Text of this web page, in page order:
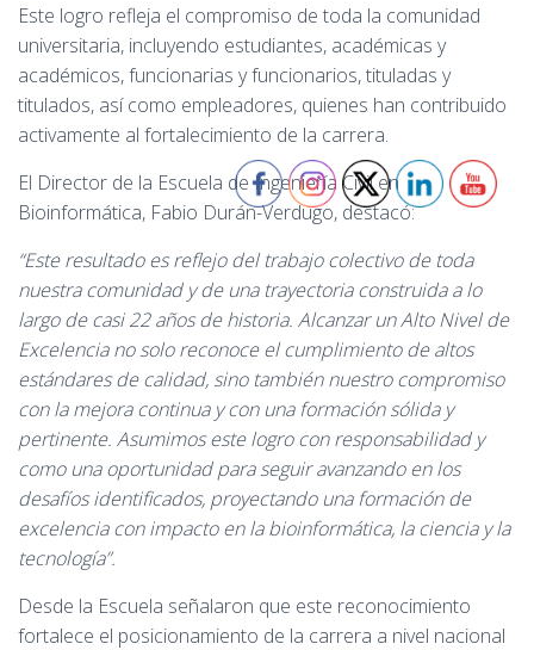
Este logro refleja el compromiso de toda la comunidad
universitaria, incluyendo estudiantes, académicas y
académicos, funcionarias y funcionarios, tituladas y
titulados, así como empleadores, quienes han contribuido
activamente al fortalecimiento de la carrera.
El Director de la Escuela de Ingeniería Civil en
Bioinformática, Fabio Durán-Verdugo, destacó:
“Este resultado es reflejo del trabajo colectivo de toda
nuestra comunidad y de una trayectoria construida a lo
largo de casi 22 años de historia. Alcanzar un Alto Nivel de
Excelencia no solo reconoce el cumplimiento de altos
estándares de calidad, sino también nuestro compromiso
con la mejora continua y con una formación sólida y
pertinente. Asumimos este logro con responsabilidad y
como una oportunidad para seguir avanzando en los
desafíos identificados, proyectando una formación de
excelencia con impacto en la bioinformática, la ciencia y la
tecnología”.
Desde la Escuela señalaron que este reconocimiento
fortalece el posicionamiento de la carrera a nivel nacional